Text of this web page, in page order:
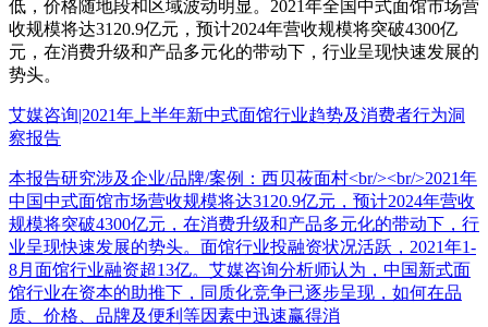
低，价格随地段和区域波动明显。2021年全国中式面馆市场营
收规模将达3120.9亿元，预计2024年营收规模将突破4300亿
元，在消费升级和产品多元化的带动下，行业呈现快速发展的
势头。
艾媒咨询|2021年上半年新中式面馆行业趋势及消费者行为洞
察报告
本报告研究涉及企业/品牌/案例：西贝莜面村<br/><br/>2021年
中国中式面馆市场营收规模将达3120.9亿元，预计2024年营收
规模将突破4300亿元，在消费升级和产品多元化的带动下，行
业呈现快速发展的势头。面馆行业投融资状况活跃，2021年1-
8月面馆行业融资超13亿。艾媒咨询分析师认为，中国新式面
馆行业在资本的助推下，同质化竞争已逐步呈现，如何在品
质、价格、品牌及便利等因素中迅速赢得消